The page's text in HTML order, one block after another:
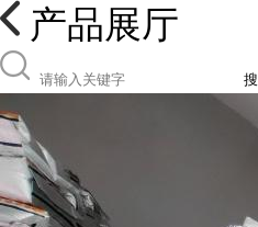
产品展厅